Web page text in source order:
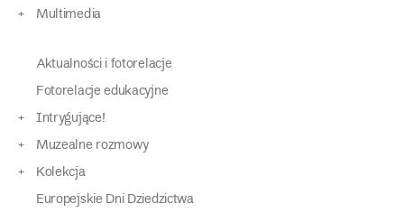
Multimedia
Aktualności i fotorelacje
Fotorelacje edukacyjne
Intrygujące!
Muzealne rozmowy
Kolekcja
Europejskie Dni Dziedzictwa